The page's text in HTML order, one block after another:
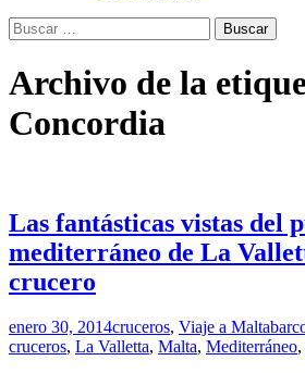
Buscar:
Archivo de la
Concordia
Las fantásticas vistas del
mediterráneo de La
crucero
enero 30, 2014cruceros, Viaje a Malta
cruceros, La Valletta, Malta, Mediterráneo,